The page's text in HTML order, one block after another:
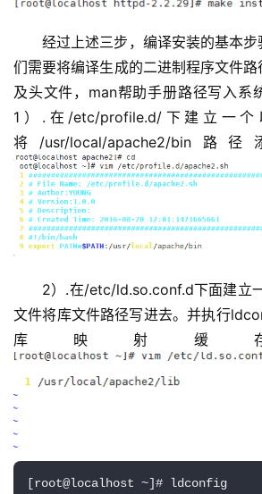
经过上述三步，编译安装的基本
们需要将编译生成的二进制程序文件
及头文件，man帮助手册路径写入系
1）.在/etc/profile.d/下建立一
将/usr/local/apache2/bin路
2）.在/etc/ld.so.conf.d下面建立
文件将库文件路径写进去。并执行
库映射缓存
[root@localhost ~]# ldconfig